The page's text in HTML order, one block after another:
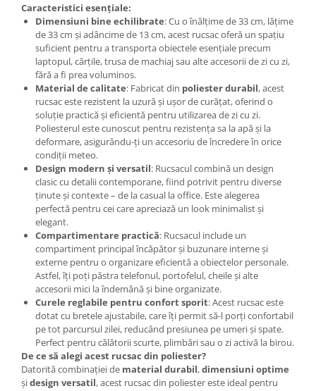
Caracteristici esențiale:
Dimensiuni bine echilibrate: Cu o înălțime de 33 cm, lățime
de 33 cm și adâncime de 13 cm, acest rucsac oferă un spațiu
suficient pentru a transporta obiectele esențiale precum
laptopul, cărțile, trusa de machiaj sau alte accesorii de zi cu zi,
fără a fi prea voluminos.
Material de calitate: Fabricat din poliester durabil, acest
rucsac este rezistent la uzură și ușor de curățat, oferind o
soluție practică și eficientă pentru utilizarea de zi cu zi.
Poliesterul este cunoscut pentru rezistența sa la apă și la
deformare, asigurându-ți un accesoriu de încredere în orice
condiții meteo.
Design modern și versatil: Rucsacul combină un design
clasic cu detalii contemporane, fiind potrivit pentru diverse
ținute și contexte – de la casual la office. Este alegerea
perfectă pentru cei care apreciază un look minimalist și
elegant.
Compartimentare practică: Rucsacul include un
compartiment principal încăpător și buzunare interne și
externe pentru o organizare eficientă a obiectelor personale.
Astfel, îți poți păstra telefonul, portofelul, cheile și alte
accesorii mici la îndemână și bine organizate.
Curele reglabile pentru confort sporit: Acest rucsac este
dotat cu bretele ajustabile, care îți permit să-l porți confortabil
pe tot parcursul zilei, reducând presiunea pe umeri și spate.
Perfect pentru călătorii scurte, plimbări sau o zi activă la birou.
De ce să alegi acest rucsac din poliester?
Datorită combinației de material durabil,dimensiuni optime
șidesign versatil, acest rucsac din poliester este ideal pentru